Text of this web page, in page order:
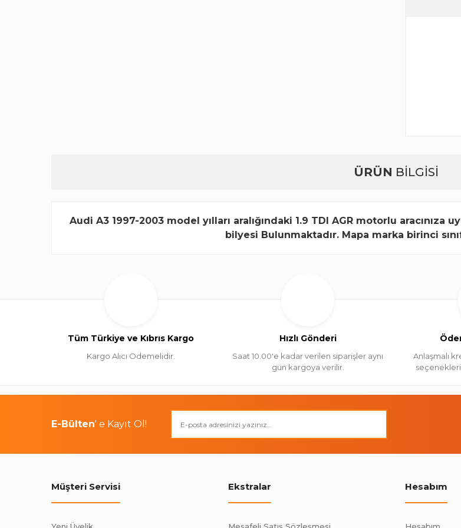
ÜRÜN BİLGİSİ
Audi A3 1997-2003 model yılları aralığındaki 1.9 TDI AGR motorlu
bilyesi Bulunmaktadır. Mapa marka birinci
Tüm Türkiye ve Kıbrıs Kargo
Kargo Alıcı Ödemelidir.
Hızlı Gönderi
Saat 10.00'e kadar verilen siparişler aynı
gün kargoya verilir.
Anlaşmalı
seçenekleri
E-Bülten' e Kayıt Ol!
Müşteri Servisi Ekstralar Hesabım